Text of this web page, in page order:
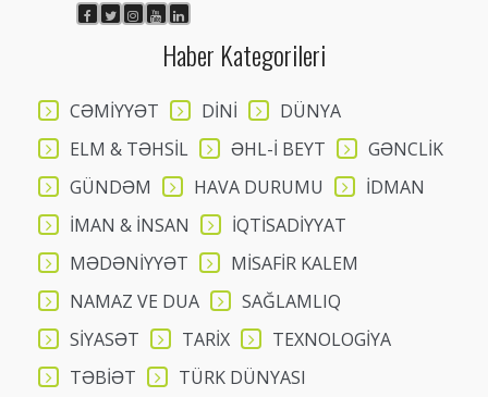
Haber Kategorileri
CƏMİYYƏT DİNİ
DÜNYA
ELM & TƏHSİL
ƏHL-İ BEYT
GƏNCLİK
GÜNDƏM
HAVA DURUMU
İDMAN
İMAN & İNSAN
İQTİSADİYYAT
MƏDƏNİYYƏT
MİSAFİR KALEM
NAMAZ VE DUA
SAĞLAMLIQ
SİYASƏT
TARİX
TEXNOLOGİYA
TƏBİƏT
TÜRK DÜNYASI